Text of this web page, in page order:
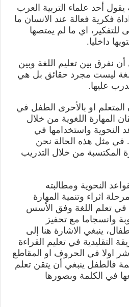
أحد علماء التربية العرب
فكرية فعالة عند الانسان ما
للتفكير، اي ما لم يمتصها
داخليا.
نفرق بين تعليم اللغة وبين
ليست مجرد حقائق بل هي
عليها.
او بالأحرى الطفل في
المهارة اللغوية من خلال
النحوية واستخدامها في
في مثل هذه الحالة نحن
المكتسبة من خلال التدريب
النحوية ومطالبته
اثراء وتنمية المهارة
في تعلم اللغة وفق الأسس
وانسجاما مع تحفيز
ينبغي الاشارة هنا إلى
التقليدية في تعليم القراءة
اولا في الحروف او المقاطع
فالطفل ينبغي أن يتقن تعلم
في الكلمة وبصورها